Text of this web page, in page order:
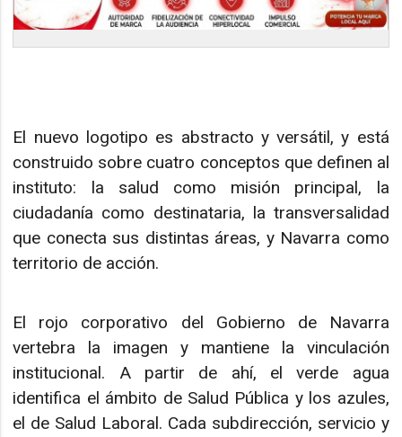
El nuevo logotipo es abstracto y versátil, y está
construido sobre cuatro conceptos que definen al
instituto: la salud como misión principal, la
ciudadanía como destinataria, la transversalidad
que conecta sus distintas áreas, y Navarra como
territorio de acción.
El rojo corporativo del Gobierno de Navarra
vertebra la imagen y mantiene la vinculación
institucional. A partir de ahí, el verde agua
identifica el ámbito de Salud Pública y los azules,
el de Salud Laboral. Cada subdirección, servicio y